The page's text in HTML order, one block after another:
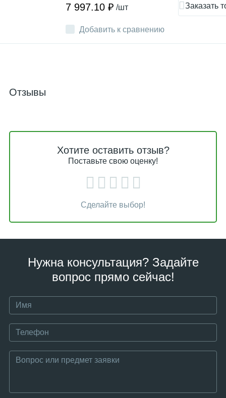
Добавить к сравнению
7 997.10 ₽ /шт Заказать
Отзывы
Хотите оставить отзыв?
Поставьте свою оценку!
Сделайте выбор!
Нужна консультация? Задайте
вопрос прямо сейчас!